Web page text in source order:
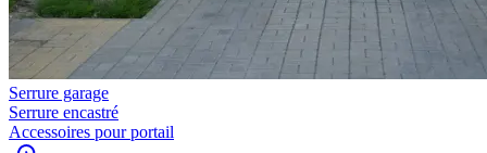
Serrure garage
Serrure encastré
Accessoires pour portail